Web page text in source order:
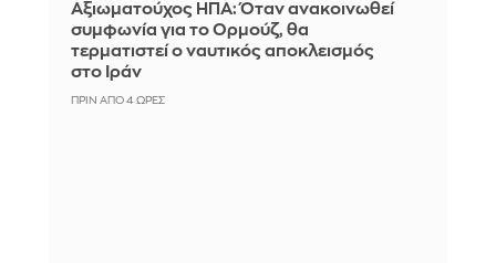
Αξιωματούχος ΗΠΑ: Όταν ανακοινωθεί
συμφωνία για το Ορμούζ, θα
τερματιστεί ο ναυτικός αποκλεισμός
στο Ιράν
ΠΡΙΝ ΑΠΌ 4 ΏΡΕΣ